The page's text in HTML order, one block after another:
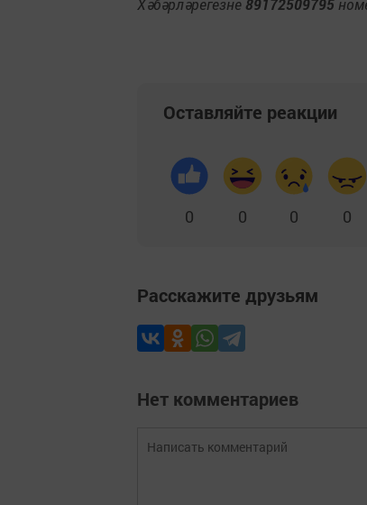
Хәбәрләрегезне 89172509795
Оставляйте реакции
0 0 0 0
Расскажите друзьям
Нет комментариев